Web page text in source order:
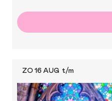
ZO 16 AUG t/m